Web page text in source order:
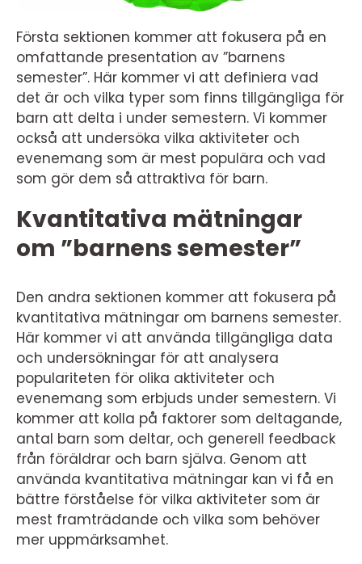
Första sektionen kommer att fokusera på en
omfattande presentation av ”barnens
semester”. Här kommer vi att definiera vad
det är och vilka typer som finns tillgängliga för
barn att delta i under semestern. Vi kommer
också att undersöka vilka aktiviteter och
evenemang som är mest populära och vad
som gör dem så attraktiva för barn.
Kvantitativa mätningar
om ”barnens semester”
Den andra sektionen kommer att fokusera på
kvantitativa mätningar om barnens semester.
Här kommer vi att använda tillgängliga data
och undersökningar för att analysera
populariteten för olika aktiviteter och
evenemang som erbjuds under semestern. Vi
kommer att kolla på faktorer som deltagande,
antal barn som deltar, och generell feedback
från föräldrar och barn själva. Genom att
använda kvantitativa mätningar kan vi få en
bättre förståelse för vilka aktiviteter som är
mest framträdande och vilka som behöver
mer uppmärksamhet.